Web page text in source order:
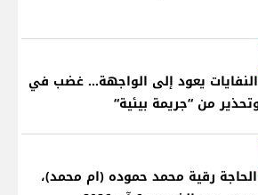
يعود إلى الواجهة… غضب في
من “جريمة بيئية“
رقية محمد حموده (ام محمد)،